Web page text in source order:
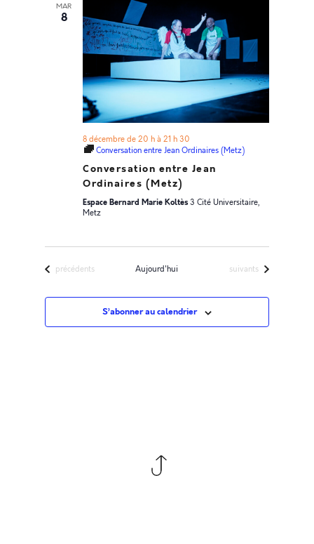
date.
MAR
8
8 décembre de 20 h à21 h 30
Conversation entre Jean Ordinaires (Metz)
Conversation entre Jean
Ordinaires (Metz)
Espace Bernard Marie Koltès3 Cité Universitaire,
Metz
Évènements
précédents Aujourd'hui Évènements
suivants
S’abonner au calendrier